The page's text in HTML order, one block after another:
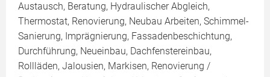
Austausch, Beratung, Hydraulischer Abgleich,
Thermostat, Renovierung, Neubau Arbeiten, Schimmel-
Sanierung, Imprägnierung, Fassadenbeschichtung,
Durchführung, Neueinbau, Dachfenstereinbau,
Rollläden, Jalousien, Markisen, Renovierung /